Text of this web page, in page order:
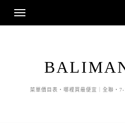
菜單價目表・哪裡買最便宜｜全聯・